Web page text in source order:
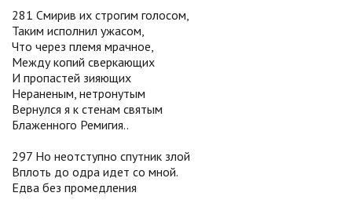
281 Смирив их строгим голосом,
Таким исполнил ужасом,
Что через племя мрачное,
Между копий сверкающих
И пропастей зияющих
Нераненым, нетронутым
Вернулся я к стенам святым
Блаженного Ремигия..
297 Но неотступно спутник злой
Вплоть до одра идет со мной.
Едва без промедления